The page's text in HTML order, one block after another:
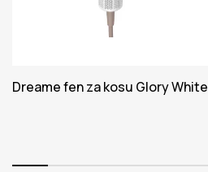
Dreame fen za kosu Glory White